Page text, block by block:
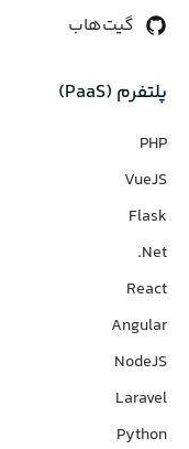
گیت‌هاب
پلتفرم (PaaS)
PHP
VueJS
Flask
Net.
React
Angular
NodeJS
Laravel
Python